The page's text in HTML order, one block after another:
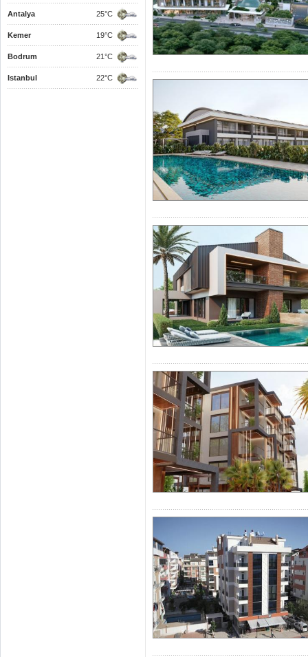
Antalya 25°C
Kemer 19°C
Bodrum 21°C
Istanbul 22°C
Легкая жизнь
Самая низкая
Какие
Есть
для покупки
простую и
купить в
видомна
основном
Анталии.
район
легко. Вы
комплексов
в Коньяалты.
Хурма и
основном,вид
неЛиман
Коньяалты.
в Лимане в
делают этот
Второе
недвижимости
апартаменты
выбор
Лара с видом
довольно